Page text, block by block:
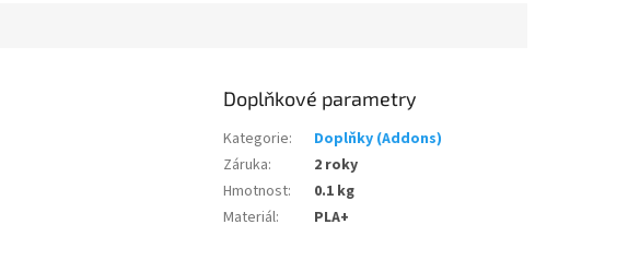
Doplňkové parametry
Kategorie:
Doplňky (Addons)
Záruka:
2 roky
Hmotnost:
0.1 kg
Materiál: PLA+